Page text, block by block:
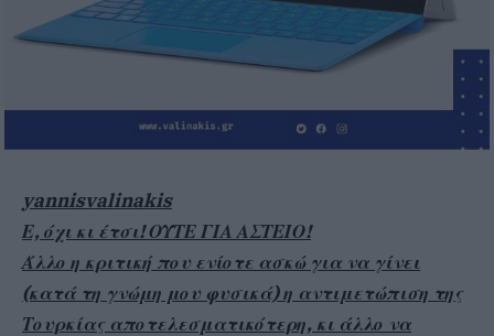
yannisvalinakis
Ε, όχι κι έτσι! ΟΥΤΕ ΓΙΑ ΑΣΤΕΙΟ!
Άλλο η κριτική που ενίοτε ασκώ για να γίνει
(κατά τη γνώμη μου φυσικά) η αντιμετώπιση της
Τουρκίας αποτελεσματικότερη, κι άλλο να